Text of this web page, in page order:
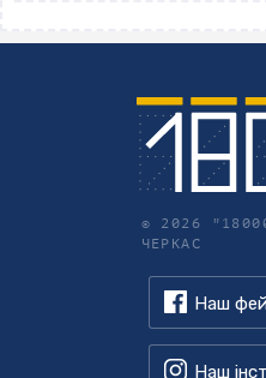
© 2026
ЧЕРКАС
Наш
Наш